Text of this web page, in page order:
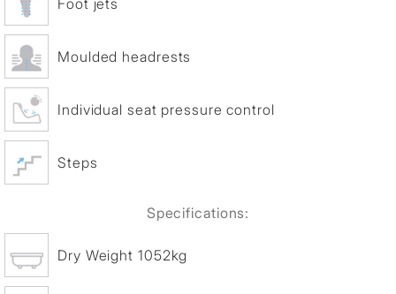
Moulded headrests
Individual seat pressure control
Steps
Specifications:
Dry Weight 1052kg